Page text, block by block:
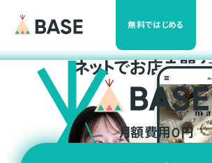
無料ではじめる
ネットでお店を開
月額費用0円